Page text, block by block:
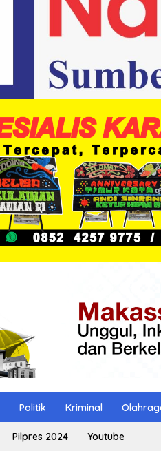
Politik Kriminal
Pilpres 2024 Youtube